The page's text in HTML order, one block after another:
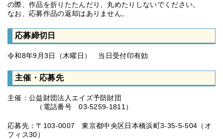
の際、作品を折りたたんだり、丸めたりしないでください。
なお、応募作品の返却はありません。
応募締切日
令和8年9月3日（木曜日） 当日受付印有効
主催・応募先
主催：公益財団法人エイズ予防財団
（電話番号 03-5259-1811）
応募先：〒103-0007 東京都中央区日本橋浜町3-35-5-504（オ
フィス30）